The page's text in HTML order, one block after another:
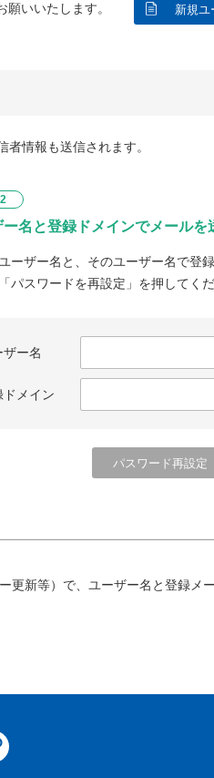
いいたします。 新規ユ
情報も送信されます。
ー名と登録ドメインでメールを
ーザー名と、そのユーザー名で登
パスワードを再設定」を押してくだ
ザー名
ドメイン
新等）で、ユーザー名と登録メ
copy